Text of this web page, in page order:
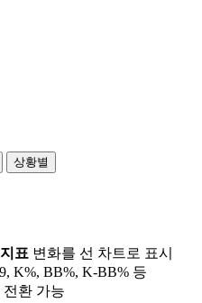
상황별
표 변화를 선 차트로 표시
K%, BB%, K-BB% 등
환 가능